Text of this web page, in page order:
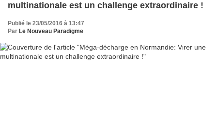
multinationale est un challenge extraordinaire !
Publié le 23/05/2016 à 13:47
Par Le Nouveau Paradigme